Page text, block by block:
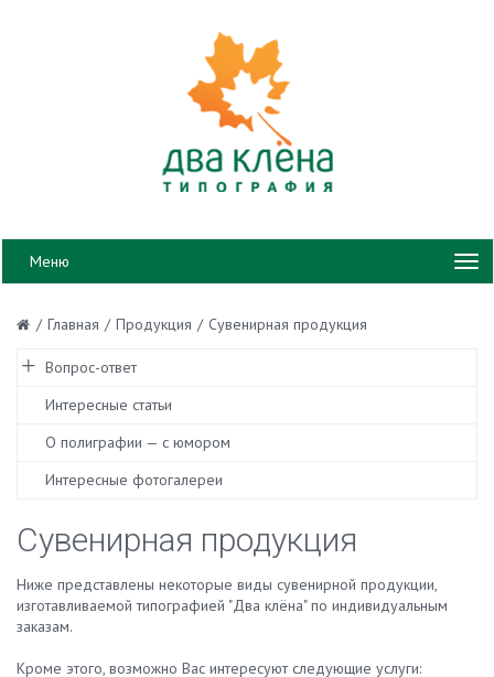
Меню
/ Главная / Продукция / Сувенирная продукция
Вопрос-ответ
Интересные статьи
О полиграфии — с юмором
Интересные фотогалереи
Сувенирная продукция
Ниже представлены некоторые виды сувенирной продукции,
изготавливаемой типографией "Два клёна" по индивидуальным
заказам.
Кроме этого, возможно Вас интересуют следующие услуги: